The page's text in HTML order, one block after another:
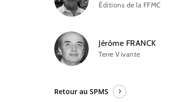
Éditions de la FFMC
Jérôme FRANCK
Terre Vivante
Retour au SPMS